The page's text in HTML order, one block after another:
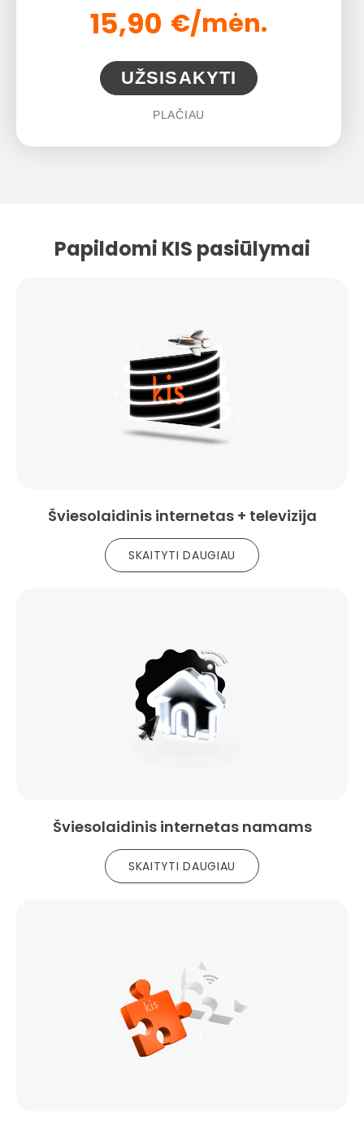
15,90 €/mėn.
UŽSISAKYTI
PLAČIAU
Papildomi KIS pasiūlymai
Šviesolaidinis internetas + televizija
SKAITYTI DAUGIAU
Šviesolaidinis internetas namams
SKAITYTI DAUGIAU